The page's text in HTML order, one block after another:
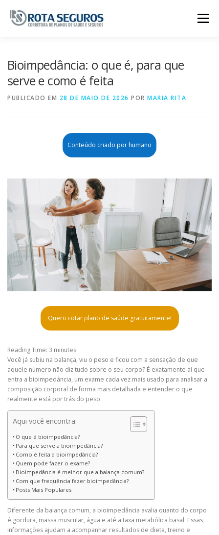
Menu
Bioimpedância: o que é, para que
serve e como é feita
PUBLICADO EM 28 DE MAIO DE 2026 POR MARIA RITA
Conteúdo criado por humano
Quero cotar plano de saúde gratuitamente!
Reading Time: 3 minutes
Você já subiu na balança, viu o peso e ficou com a sensação de que
aquele número não diz tudo sobre o seu corpo? É exatamente aí que
entra a bioimpedância, um exame cada vez mais usado para analisar a
composição corporal de forma mais detalhada e entender o que
realmente está por trás do peso.
Aqui você encontra:
O que é bioimpedância?
Para que serve a bioimpedância?
Como é feita a bioimpedância?
Quem pode fazer o exame?
Bioimpedância é melhor que a balança comum?
Com que frequência fazer bioimpedância?
Posts Mais Populares
Diferente da balança comum, a bioimpedância avalia quanto do corpo
é gordura, massa muscular, água e até a taxa metabólica basal. Essas
informações ajudam a acompanhar resultados de dieta, treino e